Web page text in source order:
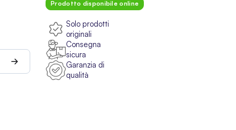
Prodotto disponibile online
Solo prodotti
originali
Consegna
sicura
Garanzia di
qualità